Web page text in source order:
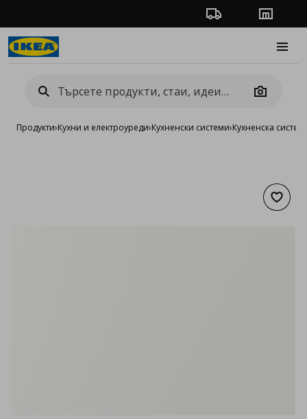
Проследяване на
Camera
Продукти›Кухни и електроуреди›Кухненски системи›Кухненска